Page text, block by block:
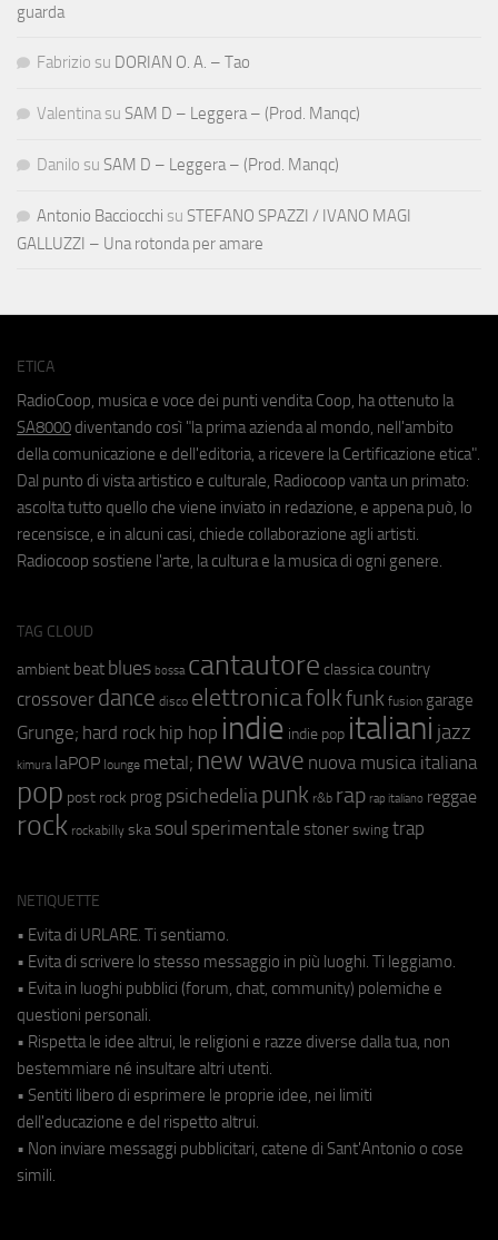
guarda
Fabrizio su DORIAN O. A. – Tao
Valentina su SAM D – Leggera – (Prod. Manqc)
Danilo su SAM D – Leggera – (Prod. Manqc)
Antonio Bacciocchi su STEFANO SPAZZI / IVANO MAGI
GALLUZZI – Una rotonda per amare
ETICA
RadioCoop, musica e voce dei punti vendita Coop, ha ottenuto la
SA8000 diventando così "la prima azienda al mondo, nell'ambito
della comunicazione e dell'editoria, a ricevere la Certificazione etica".
Dal punto di vista artistico e culturale, Radiocoop vanta un primato:
ascolta tutto quello che viene inviato in redazione, e appena può, lo
recensisce, e in alcuni casi, chiede collaborazione agli artisti.
Radiocoop sostiene l'arte, la cultura e la musica di ogni genere.
TAG CLOUD
ambient beat blues bossa cantautore classica country
crossover dance disco elettronicafolkfunk fusion garage
Grunge; hard rock hip hop indie indie pop italiani jazz
kimura laPOP lounge metal; new wave nuova musica italiana
pop post rock prog psichedeliapunk r&b rap rap italiano reggae
rock rockabilly ska soul sperimentale stoner swing trap
NETIQUETTE
• Evita di URLARE. Ti sentiamo.
• Evita di scrivere lo stesso messaggio in più luoghi. Ti leggiamo.
• Evita in luoghi pubblici (forum, chat, community) polemiche e
questioni personali.
• Rispetta le idee altrui, le religioni e razze diverse dalla tua, non
bestemmiare né insultare altri utenti.
• Sentiti libero di esprimere le proprie idee, nei limiti
dell'educazione e del rispetto altrui.
• Non inviare messaggi pubblicitari, catene di Sant'Antonio o cose
simili.